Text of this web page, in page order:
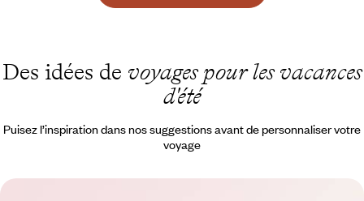
Des idées de voyages pour les vacances
d'été
Puisez l’inspiration dans nos suggestions avant de personnaliser votre
voyage